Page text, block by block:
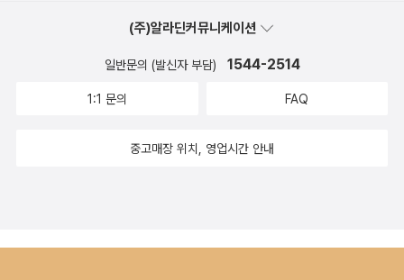
가 20년 2월 사무실 책상을 떠나 길위에 섰다. 내가 원할 때, 내
가 원하는 만큼 일할 수 있고 내가 일하는 만큼 벌 수 있다는 일을
저자는 '글쎄다. 대신 일하다 죽을 수도 있겠구나 라는 생각은 확
쿠바, 실크로드의 중심 우즈베키스탄, 민주화된 미얀마를 직접 찾
(주)알라딘커뮤니케이션
일반문의 (발신자 부담) 1544-2514
1:1 문의 FAQ
중고매장 위치, 영업시간 안내